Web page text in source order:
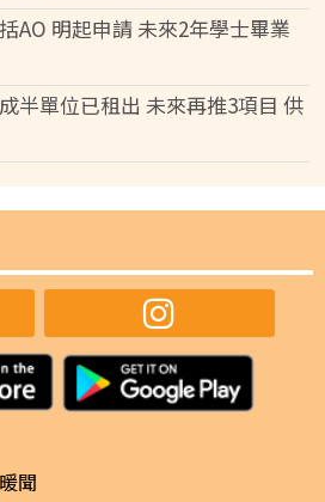
AO 明起申請 未來2年學士畢業
半單位已租出 未來再推3項目 供
暖聞